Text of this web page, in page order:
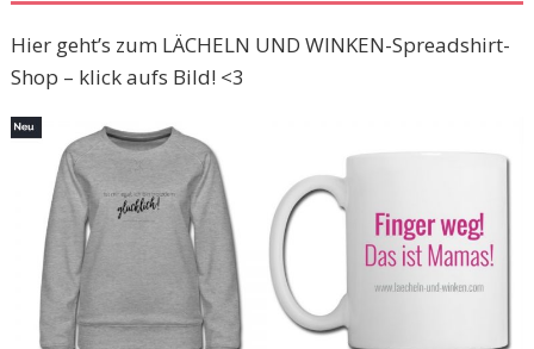
Hier geht’s zum LÄCHELN UND WINKEN-Spreadshirt-
Shop – klick aufs Bild! <3